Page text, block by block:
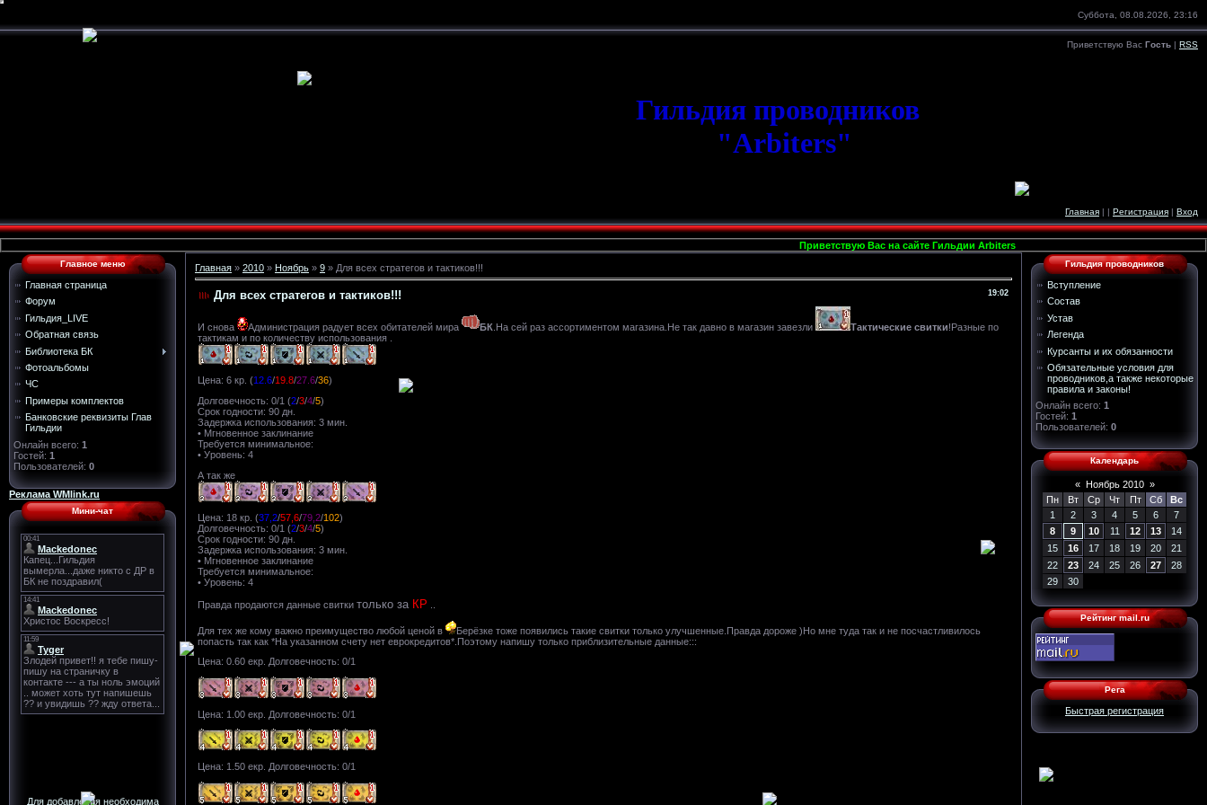
Суббота, 08.08.2026, 23:16
Приветствую Вас Гость | RSS
Гильдия проводников
"Arbiters"
Главная | | Регистрация | Вход
Приветствую Вас на сайте Гильдии Arbiters
Главное меню
Главная страница
Форум
Гильдия_LIVE
Обратная связь
Библиотека БК
Фотоальбомы
ЧС
Примеры комплектов
Банковские реквизиты Глав
Гильдии
Онлайн всего: 1
Гостей: 1
Пользователей: 0
Реклама WMlink.ru
Мини-чат
Для добавления необходима
Главная » 2010 » Ноябрь » 9 » Для всех стратегов и тактиков!!!
19:02
Для всех стратегов и тактиков!!!
И снова Администрация радует всех обитателей мира БК .На сей раз ассортиментом магазина.Не так давно в магазин завезли Тактические свитки!Разные по
тактикам и по количеству использования .
Цена: 6 кр. (12.6/19.8/27.6/36)
Долговечность: 0/1 (2/3/4/5)
Срок годности: 90 дн.
Задержка использования: 3 мин.
• Мгновенное заклинание
Требуется минимальное:
• Уровень: 4
А так же
Цена: 18 кр. (37,2/57,6/79,2/102)
Долговечность: 0/1 (2/3/4/5)
Срок годности: 90 дн.
Задержка использования: 3 мин.
• Мгновенное заклинание
Требуется минимальное:
• Уровень: 4
Правда продаются данные свитки только за КР
Для тех же кому важно преимущество любой ценой в
Берёзке тоже появились такие свитки только улучшенные.Правда дороже )Но мне туда так и не посчастливилось
попасть так как *На указанном счету нет еврокредитов*.Поэтому напишу только приблизительные данные:::
Цена: 0.60 екр. Долговечность: 0/1
Цена: 1.00 екр. Долговечность: 0/1
Цена: 1.50 екр. Долговечность: 0/1
Гильдия проводников
Вступление
Состав
Устав
Легенда
Курсанты и их обязанности
Обязательные условия для
проводников,а также некоторые
правила и законы!
Онлайн всего: 1
Гостей: 1
Пользователей: 0
Календарь
« Ноябрь 2010 »
Пн
Вт Ср Чт Пт Сб
Вс
1
2 3 4 5 6
7
8
9 10 11 12 13
14
15
16 17 18 19 20
21
22
23 24 25 26 27
28
29
30
Рейтинг mail.ru
Рега
Быстрая регистрация